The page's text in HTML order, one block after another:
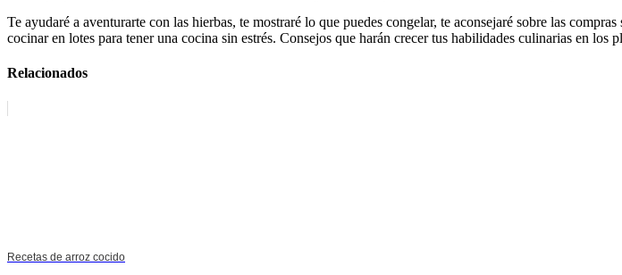
Te ayudaré a aventurarte con las hierbas, te mostraré lo que puedes congelar, te aconsejaré sobre las
cocinar en lotes para tener una cocina sin estrés. Consejos que harán crecer tus habilidades culinarias en los
Relacionados
Recetas de arroz cocido